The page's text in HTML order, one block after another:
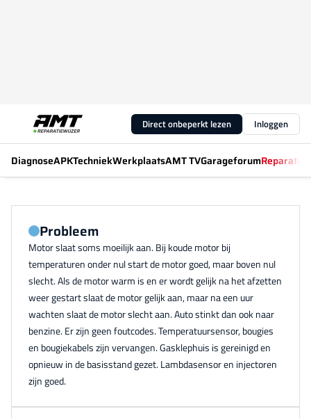
Direct onbeperkt lezen Inloggen
DiagnoseAPKTechniekWerkplaatsAMT TVGarageforum
Probleem
Motor slaat soms moeilijk aan. Bij koude motor bij
temperaturen onder nul start de motor goed, maar boven nul
slecht. Als de motor warm is en er wordt gelijk na het afzetten
weer gestart slaat de motor gelijk aan, maar na een uur
wachten slaat de motor slecht aan. Auto stinkt dan ook naar
benzine. Er zijn geen foutcodes. Temperatuursensor, bougies
en bougiekabels zijn vervangen. Gasklephuis is gereinigd en
opnieuw in de basisstand gezet. Lambdasensor en injectoren
zijn goed.